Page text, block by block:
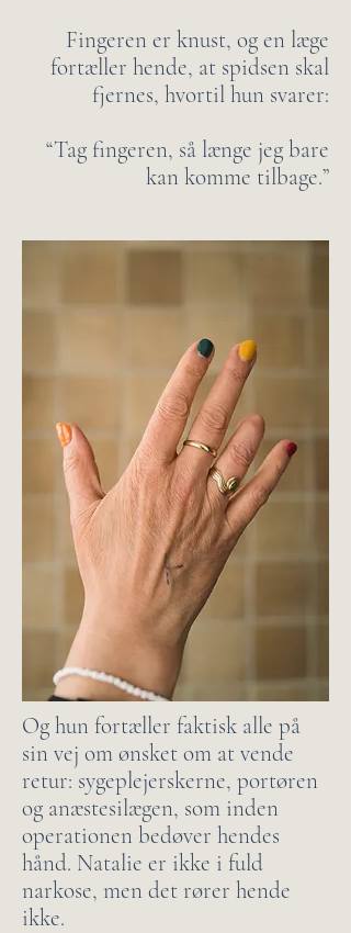
Fingeren er knust, og en læge
fortæller hende, at spidsen skal
fjernes, hvortil hun svarer:
“Tag fingeren, så længe jeg bare
kan komme tilbage.”
Og hun fortæller faktisk alle på
sin vej om ønsket om at vende
retur: sygeplejerskerne, portøren
og anæstesilægen, som inden
operationen bedøver hendes
hånd. Natalie er ikke i fuld
narkose, men det rører hende
ikke.